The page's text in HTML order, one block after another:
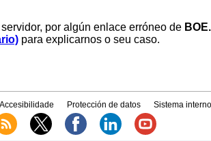
por algún enlace erróneo de
para explicarnos o seu caso.
Accesibilidade Protección de datos Sistema